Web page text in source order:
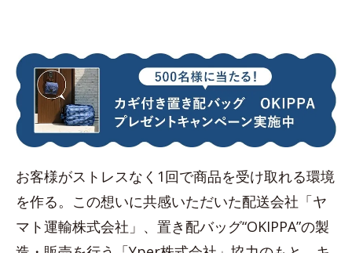
お客様がストレスなく1回で商品を受け取れる環境
を作る。この想いに共感いただいた配送会社「ヤ
マト運輸株式会社」、置き配バッグ“OKIPPA”の製